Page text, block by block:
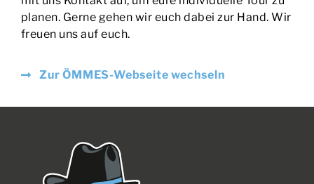
freuen uns auf euch.